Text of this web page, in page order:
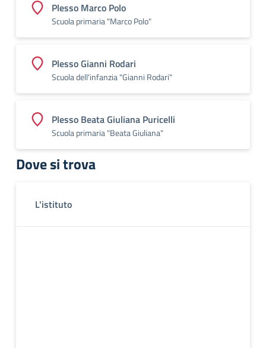
Plesso Marco Polo
Scuola primaria "Marco Polo"
Plesso Gianni Rodari
Scuola dell'infanzia "Gianni Rodari"
Plesso Beata Giuliana Puricelli
Scuola primaria "Beata Giuliana"
Dove si trova
L'istituto